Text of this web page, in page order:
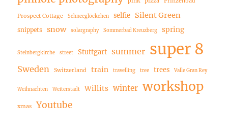
Prospect Cottage Schneeglöckchen selfie Silent Green
snippets snow solargraphy Sommerbad Kreuzberg spring
Steinbergkirche street Stuttgart summer super 8
Sweden Switzerland train travelling tree trees Valle Gran Rey
Weihnachten Weiterstadt Willits winter workshop
xmas Youtube